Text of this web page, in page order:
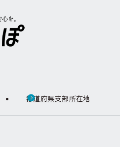
都道府県支部所在地